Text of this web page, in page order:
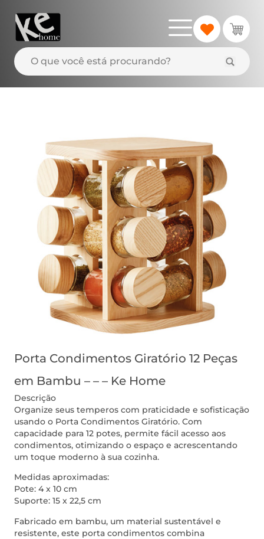
Porta Condimentos Giratório 12 Peças
em Bambu – – – Ke Home
Descrição
Organize seus temperos com praticidade e sofisticação
usando o Porta Condimentos Giratório. Com
capacidade para 12 potes, permite fácil acesso aos
condimentos, otimizando o espaço e acrescentando
um toque moderno à sua cozinha.
Medidas aproximadas:
Pote: 4 x 10 cm
Suporte: 15 x 22,5 cm
Fabricado em bambu, um material sustentável e
resistente, este porta condimentos combina